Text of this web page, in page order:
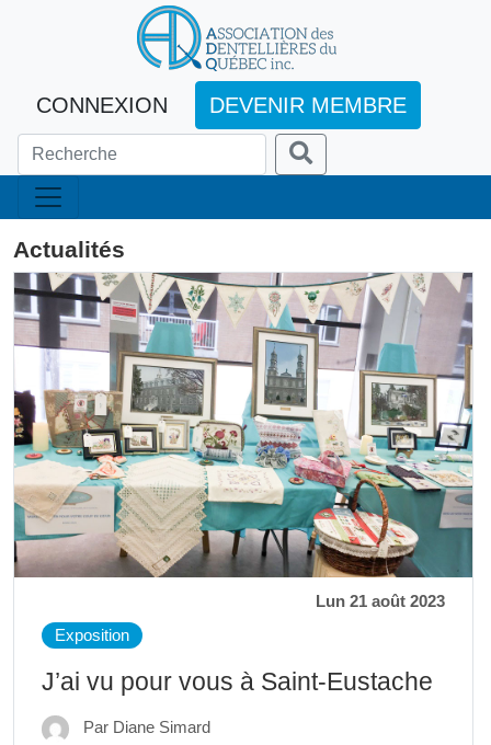
CONNEXION DEVENIR MEMBRE
Actualités
Lun 21 août 2023
Exposition
J’ai vu pour vous à Saint-Eustache
Par Diane Simard